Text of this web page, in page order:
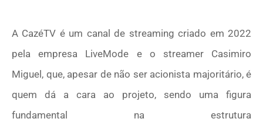
A CazéTV é um canal de streaming criado em 2022
pela empresa LiveMode e o streamer Casimiro
Miguel, que, apesar de não ser acionista majoritário, é
quem dá a cara ao projeto, sendo uma figura
fundamental na estrutura